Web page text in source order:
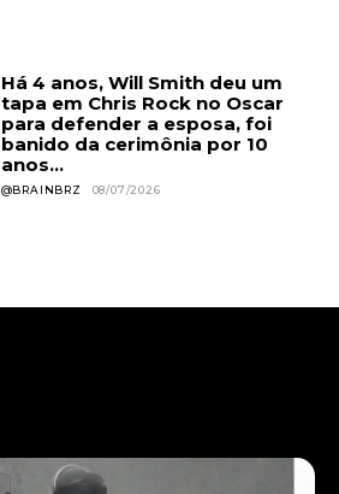
Há 4 anos, Will Smith deu um
tapa em Chris Rock no Oscar
para defender a esposa, foi
banido da cerimônia por 10
anos...
@BRAINBRZ 08/07/2026